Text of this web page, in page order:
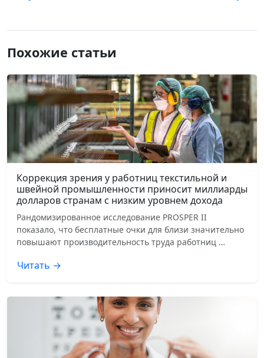
Похожие статьи
Коррекция зрения у работниц текстильной и
швейной промышленности приносит миллиарды
долларов странам с низким уровнем дохода
Рандомизированное исследование PROSPER II
показало, что бесплатные очки для близи значительно
повышают производительность труда работниц …
Читать →